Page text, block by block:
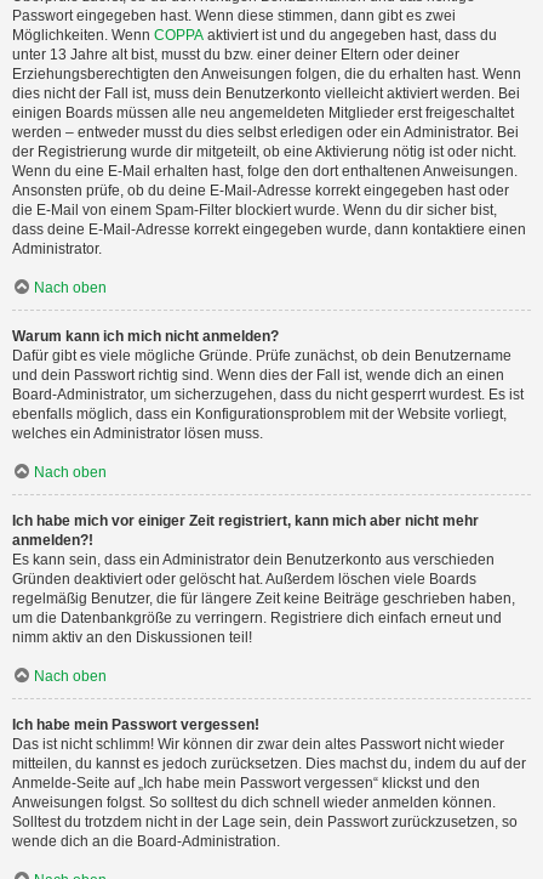
Passwort eingegeben hast. Wenn diese stimmen, dann gibt es zwei
Möglichkeiten. Wenn COPPA aktiviert ist und du angegeben hast, dass du
unter 13 Jahre alt bist, musst du bzw. einer deiner Eltern oder deiner
Erziehungsberechtigten den Anweisungen folgen, die du erhalten hast. Wenn
dies nicht der Fall ist, muss dein Benutzerkonto vielleicht aktiviert werden. Bei
einigen Boards müssen alle neu angemeldeten Mitglieder erst freigeschaltet
werden – entweder musst du dies selbst erledigen oder ein Administrator. Bei
der Registrierung wurde dir mitgeteilt, ob eine Aktivierung nötig ist oder nicht.
Wenn du eine E-Mail erhalten hast, folge den dort enthaltenen Anweisungen.
Ansonsten prüfe, ob du deine E-Mail-Adresse korrekt eingegeben hast oder
die E-Mail von einem Spam-Filter blockiert wurde. Wenn du dir sicher bist,
dass deine E-Mail-Adresse korrekt eingegeben wurde, dann kontaktiere einen
Administrator.
Nach oben
Warum kann ich mich nicht anmelden?
Dafür gibt es viele mögliche Gründe. Prüfe zunächst, ob dein Benutzername
und dein Passwort richtig sind. Wenn dies der Fall ist, wende dich an einen
Board-Administrator, um sicherzugehen, dass du nicht gesperrt wurdest. Es ist
ebenfalls möglich, dass ein Konfigurationsproblem mit der Website vorliegt,
welches ein Administrator lösen muss.
Nach oben
Ich habe mich vor einiger Zeit registriert, kann mich aber nicht mehr
anmelden?!
Es kann sein, dass ein Administrator dein Benutzerkonto aus verschieden
Gründen deaktiviert oder gelöscht hat. Außerdem löschen viele Boards
regelmäßig Benutzer, die für längere Zeit keine Beiträge geschrieben haben,
um die Datenbankgröße zu verringern. Registriere dich einfach erneut und
nimm aktiv an den Diskussionen teil!
Nach oben
Ich habe mein Passwort vergessen!
Das ist nicht schlimm! Wir können dir zwar dein altes Passwort nicht wieder
mitteilen, du kannst es jedoch zurücksetzen. Dies machst du, indem du auf der
Anmelde-Seite auf „Ich habe mein Passwort vergessen“ klickst und den
Anweisungen folgst. So solltest du dich schnell wieder anmelden können.
Solltest du trotzdem nicht in der Lage sein, dein Passwort zurückzusetzen, so
wende dich an die Board-Administration.